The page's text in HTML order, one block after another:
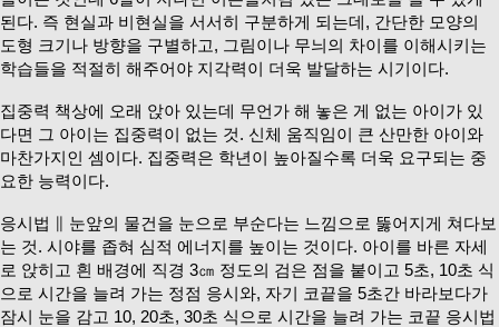
된다. 즉 현실과 비현실을 서서히 구분하게 되는데, 간단한 모양의
도형 크기나 방향을 구별하고, 그림이나 무늬의 차이를 이해시키는
학습들을 적절히 해주어야 지각력이 더욱 발달하는 시기이다.
집중력 책상에 오래 앉아 있는데 무언가 해 놓은 게 없는 아이가 있
다면 그 아이는 집중력이 없는 것. 신체 움직임이 큰 산만한 아이와
마찬가지인 셈이다. 집중력은 학년이 높아질수록 더욱 요구되는 중
요한 능력이다.
응시법 ∥ 눈앞의 물건을 눈으로 부순다는 느낌으로 뚫어지게 쳐다보
는 것. 시야를 좁혀 심적 에너지를 높이는 것이다. 아이를 바른 자세
로 앉히고 흰 배경에 직경 3㎝ 정도의 검은 점을 붙이고 5초, 10초 식
으로 시간을 늘려 가는 정점 응시와, 자기 코끝을 5초간 바라보다가
잠시 눈을 감고 10, 20초, 30초 식으로 시간을 늘려 가는 코끝 응시법